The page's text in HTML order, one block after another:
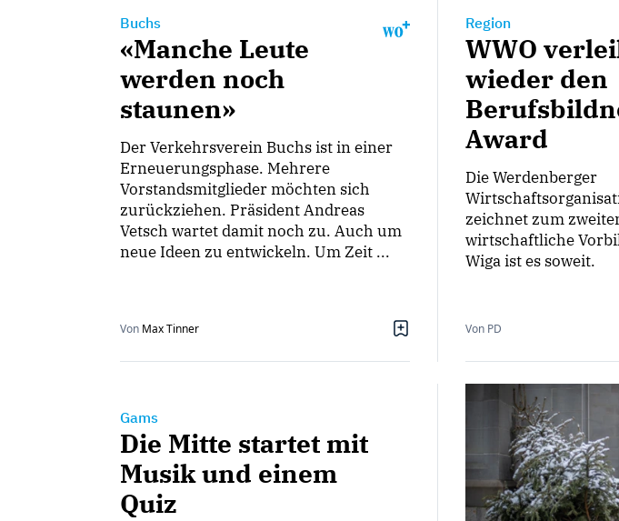
Buchs
«Manche Leute
werden noch
staunen»
Der Verkehrsverein Buchs ist in einer
Erneuerungsphase. Mehrere
Vorstandsmitglieder möchten sich
zurückziehen. Präsident Andreas
Vetsch wartet damit noch zu. Auch um
neue Ideen zu entwickeln. Um Zeit ...
Von Max Tinner
Region
WWO
wieder den
Award
Die Werdenberger
zeichnet zum
wirtschaftliche
Wiga ist es soweit.
Von PD
Gams
Die Mitte startet mit
Musik und einem
Quiz